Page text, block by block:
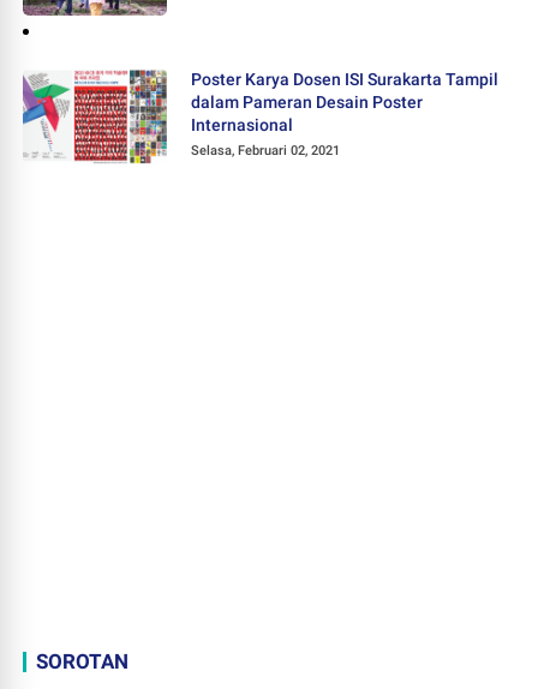
Poster Karya Dosen ISI Surakarta Tampil
dalam Pameran Desain Poster
Internasional
Selasa, Februari 02, 2021
SOROTAN